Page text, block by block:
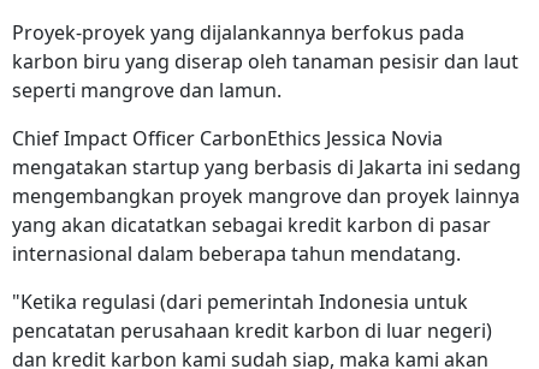
Proyek-proyek yang dijalankannya berfokus pada
karbon biru yang diserap oleh tanaman pesisir dan laut
seperti mangrove dan lamun.
Chief Impact Officer CarbonEthics Jessica Novia
mengatakan startup yang berbasis di Jakarta ini sedang
mengembangkan proyek mangrove dan proyek lainnya
yang akan dicatatkan sebagai kredit karbon di pasar
internasional dalam beberapa tahun mendatang.
"Ketika regulasi (dari pemerintah Indonesia untuk
pencatatan perusahaan kredit karbon di luar negeri)
dan kredit karbon kami sudah siap, maka kami akan